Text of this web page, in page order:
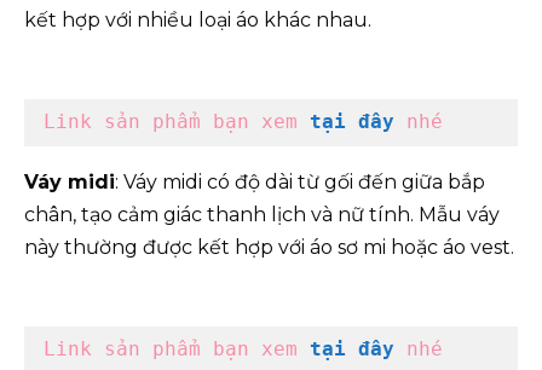
kết hợp với nhiều loại áo khác nhau.
Link sản phẩm bạn xem tại đây nhé
Váy midi: Váy midi có độ dài từ gối đến giữa bắp
chân, tạo cảm giác thanh lịch và nữ tính. Mẫu váy
này thường được kết hợp với áo sơ mi hoặc áo vest.
Link sản phẩm bạn xem tại đây nhé